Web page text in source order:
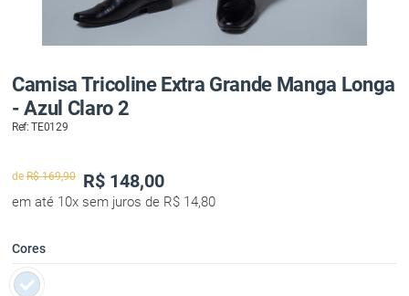
Camisa Tricoline Extra Grande Manga Longa
- Azul Claro 2
Ref: TE0129
de R$ 169,90 R$ 148,00
em até 10x sem juros de R$ 14,80
Cores